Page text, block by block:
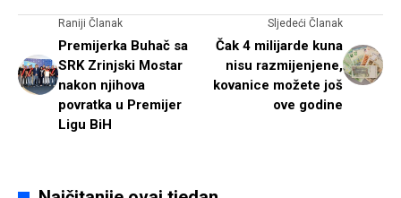
Raniji Članak
Premijerka Buhač sa
SRK Zrinjski Mostar
nakon njihova
povratka u Premijer
Ligu BiH
Sljedeći Članak
Čak 4 milijarde kuna
nisu razmijenjene,
kovanice možete još
ove godine